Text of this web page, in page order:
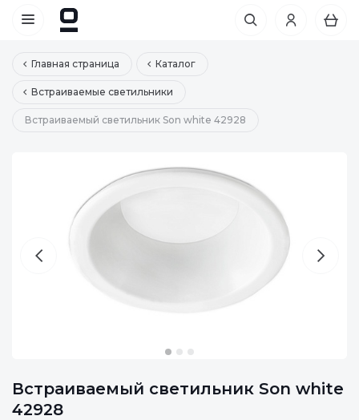
Главная страница Каталог
Встраиваемые светильники
Встраиваемый светильник Son white 42928
Встраиваемый светильник Son white
42928